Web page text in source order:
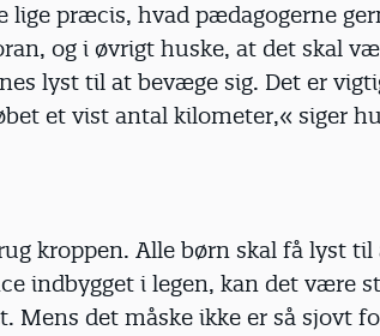
lige præcis, hvad pædagogerne
og i øvrigt huske, at det skal
lyst til at bevæge sig. Det er
et vist antal kilometer,« siger
kroppen. Alle børn skal få lyst
indbygget i legen, kan det være
Mens det måske ikke er så sjovt